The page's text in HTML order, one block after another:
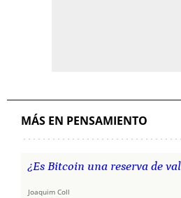
MÁS EN PENSAMIENTO
¿Es Bitcoin una reserva de
Joaquim Coll